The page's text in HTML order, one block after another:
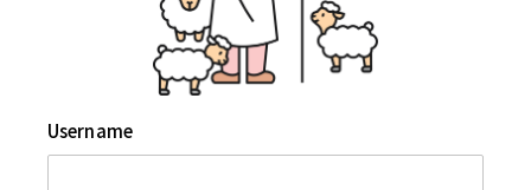
Username